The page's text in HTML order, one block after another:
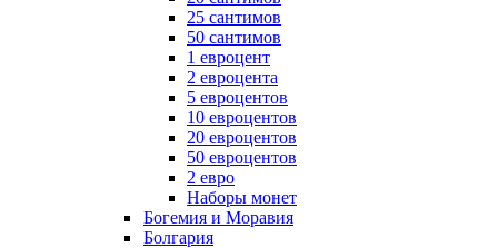
25 сантимов
50 сантимов
1 евроцент
2 евроцента
5 евроцентов
10 евроцентов
20 евроцентов
50 евроцентов
2 евро
Наборы монет
Богемия и Моравия
Болгария